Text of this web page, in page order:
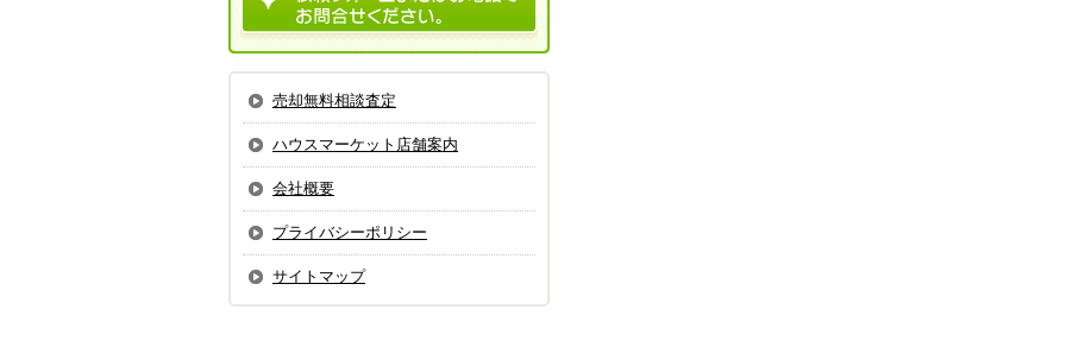
売却無料相談査定
ハウスマーケット店舗案内
会社概要
プライバシーポリシー
サイトマップ